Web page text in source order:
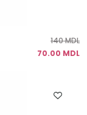
140 MDL
70.00 MDL